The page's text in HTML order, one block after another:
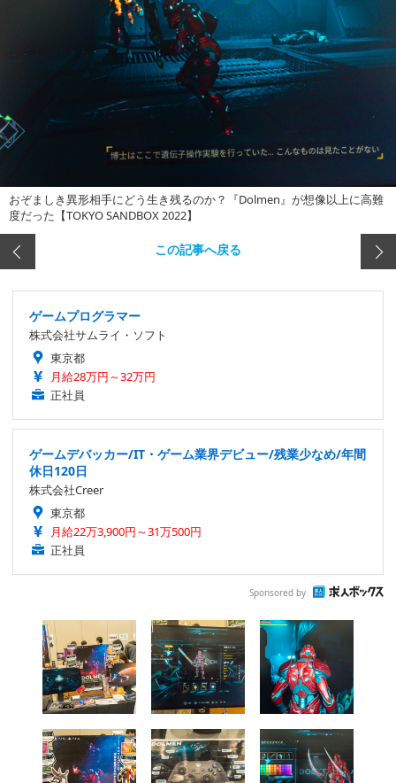
おぞましき異形相手にどう生き残るのか？『Dolmen』が想像以上に高難
度だった【TOKYO SANDBOX 2022】
この記事へ戻る
ゲームプログラマー
株式会社サムライ・ソフト
東京都
月給28万円～32万円
正社員
ゲームデバッカー/IT・ゲーム業界デビュー/残業少なめ/年間
休日120日
株式会社Creer
東京都
月給22万3,900円～31万500円
正社員
Sponsored by